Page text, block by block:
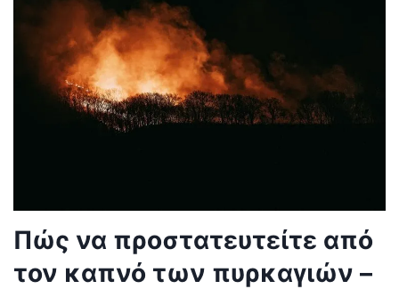
Πώς να προστατευτείτε από
τον καπνό των πυρκαγιών –